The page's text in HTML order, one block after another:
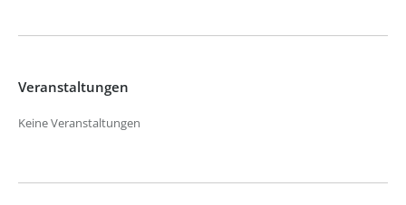
Veranstaltungen
Keine Veranstaltungen